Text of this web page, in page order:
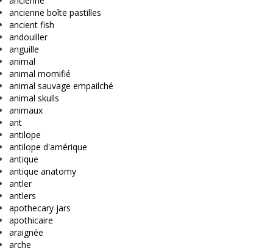
ancienne boîte pastilles
ancient fish
andouiller
anguille
animal
animal momifié
animal sauvage empailché
animal skulls
animaux
ant
antilope
antilope d'amérique
antique
antique anatomy
antler
antlers
apothecary jars
apothicaire
araignée
arche